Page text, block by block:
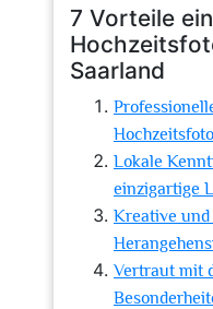
7 Vorteile
Saarland
Lokale
einzigartige
Kreative
Vertraut mit